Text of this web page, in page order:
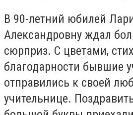
В 90-летний юбилей
Александровну ждал
сюрприз. С цветами,
благодарности бывшие
отправились к своей
учительнице.